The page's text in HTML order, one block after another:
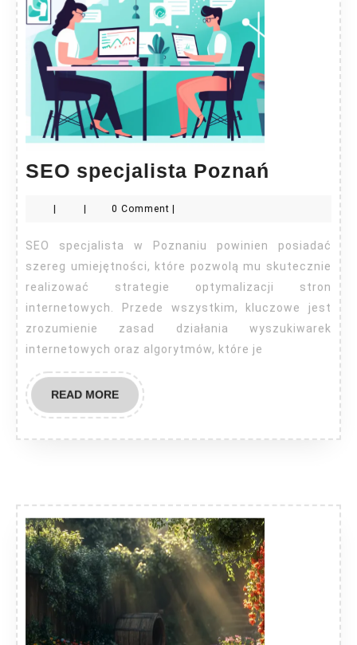
SEO specjalista Poznań
Poznań
| | 0 Comment |
SEO specjalista w Poznaniu powinien posiadać
szereg umiejętności, które pozwolą mu skutecznie
realizować strategie optymalizacji stron
internetowych. Przede wszystkim, kluczowe jest
zrozumienie zasad działania wyszukiwarek
internetowych oraz algorytmów, które je
READ MOREREAD
MORE